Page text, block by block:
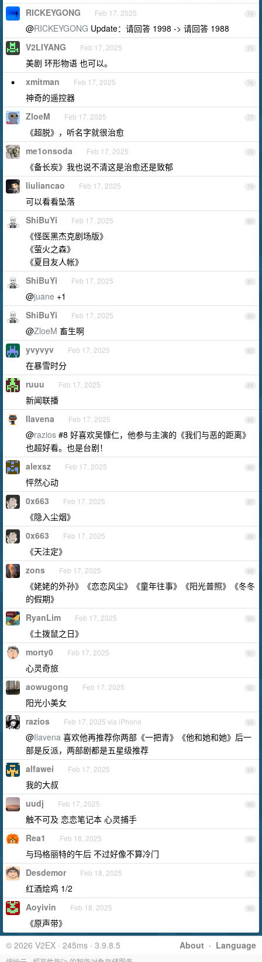
74
RICKEYGONG Feb 17, 2025
@RICKEYGONG Update：请回答 1998 -> 请回答 1988
75
V2LIYANG Feb 17, 2025
美剧 环形物语 也可以。
76
xmitman Feb 17, 2025
神奇的遥控器
77
ZloeM Feb 17, 2025
《超脱》，听名字就很治愈
78
me1onsoda Feb 17, 2025
《备长炭》我也说不清这是治愈还是致郁
79
liuliancao Feb 17, 2025
可以看看坠落
80
ShiBuYi Feb 17, 2025
《怪医黑杰克剧场版》
《萤火之森》
《夏目友人帐》
81
ShiBuYi Feb 17, 2025
@juane +1
82
ShiBuYi Feb 17, 2025
@ZloeM 畜生啊
83
yvyvyv Feb 17, 2025
在暴雪时分
84
ruuu Feb 17, 2025
新闻联播
85
Ilavena Feb 17, 2025
@razios #8 好喜欢吴慷仁，他参与主演的《我们与恶的距离》
也超好看。也是台剧！
86
alexsz Feb 17, 2025
怦然心动
87
0x663 Feb 17, 2025
《隐入尘烟》
88
0x663 Feb 17, 2025
《天注定》
89
zons Feb 17, 2025
《姥姥的外孙》《恋恋风尘》《童年往事》《阳光普照》《冬冬
的假期》
90
RyanLim Feb 17, 2025
《土拨鼠之日》
91
morty0 Feb 17, 2025
心灵奇旅
92
aowugong Feb 17, 2025
阳光小美女
93
razios Feb 17, 2025 via iPhone
@Ilavena 喜欢他再推荐你两部《一把青》《他和她和她》后一
部是反派，两部剧都是五星级推荐
94
alfawei Feb 17, 2025
我的大叔
95
uudj Feb 17, 2025
触不可及 恋恋笔记本 心灵捕手
96
Rea1 Feb 18, 2025
与玛格丽特的午后 不过好像不算冷门
97
Desdemor Feb 18, 2025
红酒烩鸡 1/2
98
Aoyivin Feb 18, 2025
《原声带》
About · Language
© 2026 V2EX · 245ms · 3.9.8.5